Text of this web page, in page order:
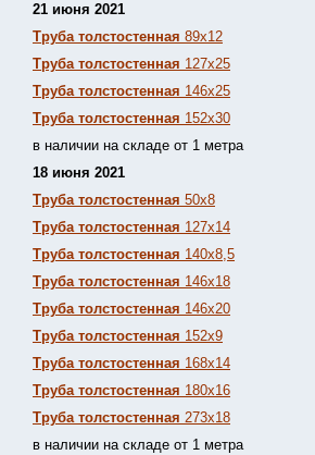
21 июня 2021
Труба толстостенная 89х12
Труба толстостенная 127х25
Труба толстостенная 146х25
Труба толстостенная 152х30
в наличии на складе от 1 метра
18 июня 2021
Труба толстостенная 50х8
Труба толстостенная 127х14
Труба толстостенная 140х8,5
Труба толстостенная 146х18
Труба толстостенная 146х20
Труба толстостенная 152х9
Труба толстостенная 168х14
Труба толстостенная 180х16
Труба толстостенная 273х18
в наличии на складе от 1 метра